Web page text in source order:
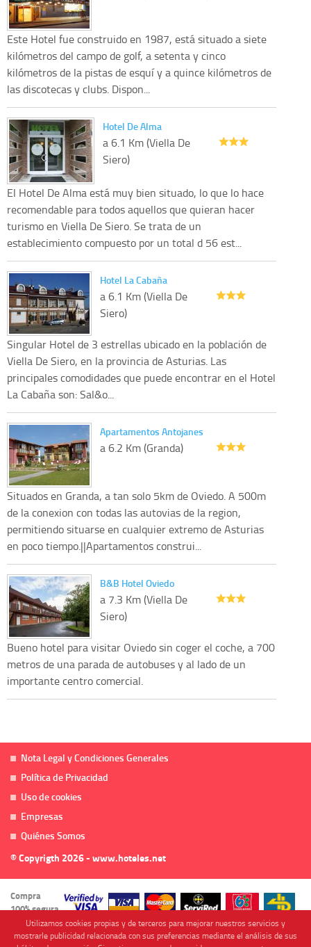
Este Hotel fue construido en 1987, está situado a siete
kilómetros del campo de golf, a setenta y cinco
kilómetros de la pistas de esquí y a quince kilómetros de
las discotecas y clubs. Dispon...
Hotel De Alma
a 6.1 Km (Viella De
Siero)
El Hotel De Alma está muy bien situado, lo que lo hace
recomendable para todos aquellos que quieran hacer
turismo en Viella De Siero. Se trata de un
establecimiento compuesto por un total d 56 est...
Hotel La Cabaña
a 6.1 Km (Viella De
Siero)
Singular Hotel de 3 estrellas ubicado en la población de
Viella De Siero, en la provincia de Asturias. Las
principales comodidades que puede encontrar en el Hotel
La Cabaña son: Sal&o...
Apartamentos Antojanes
a 6.2 Km (Granda)
Situados en Granda, a tan solo 5km de Oviedo. A 500m
de la conexion con todas las autovias de la region,
permitiendo situarse en cualquier extremo de Asturias
en poco tiempo.||Apartamentos construi...
B&B Hotel Oviedo
a 7.3 Km (Viella De
Siero)
Bueno hotel para visitar Oviedo sin coger el coche, a 700
metros de una parada de autobuses y al lado de un
importante centro comercial.
Nota Legal y Condiciones Generales
Política de Privacidad
Uso de cookies
Empresas
Quiénes Somos
© Copyrigth 2026 - www.hoteles.net
Compra
100% segura
Utilizamos cookies propias y de terceros para mejorar nuestros servicios y
mostrarle publicidad relacionada con sus preferencias mediante el análisis de sus